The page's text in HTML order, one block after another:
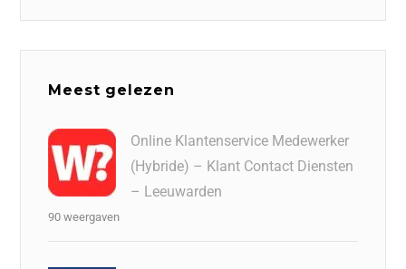
Meest gelezen
Online Klantenservice Medewerker
(Hybride) – Klant Contact Diensten
– Leeuwarden
90 weergaven